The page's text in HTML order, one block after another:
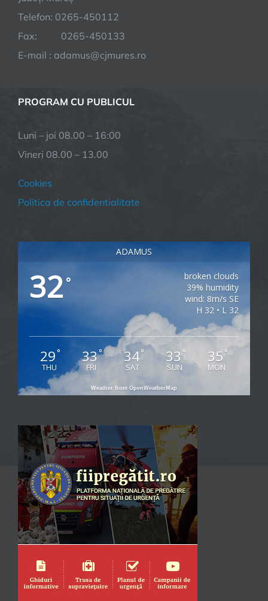
Telefon: 0265-450112
Fax: 0265-450133
E-mail : adamus@cjmures.ro
PROGRAM CU PUBLICUL
Luni – joi 08.00 – 16:00
Vineri 08.00 – 13.00
Cookies
Politica de confidentialitate
ADAMUS
32 °
broken clouds
39% humidity
wind: 8m/s SE
H 32 • L 32
29°
THU
33°
FRI
34°
SAT
33 °
SUN
35 °
MON
Weather from OpenWeatherMap